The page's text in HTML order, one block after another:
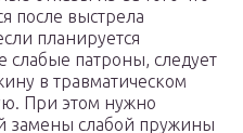
после выстрела
планируется
слабые патроны, следует
в травматическом
При этом нужно
замены слабой пружины